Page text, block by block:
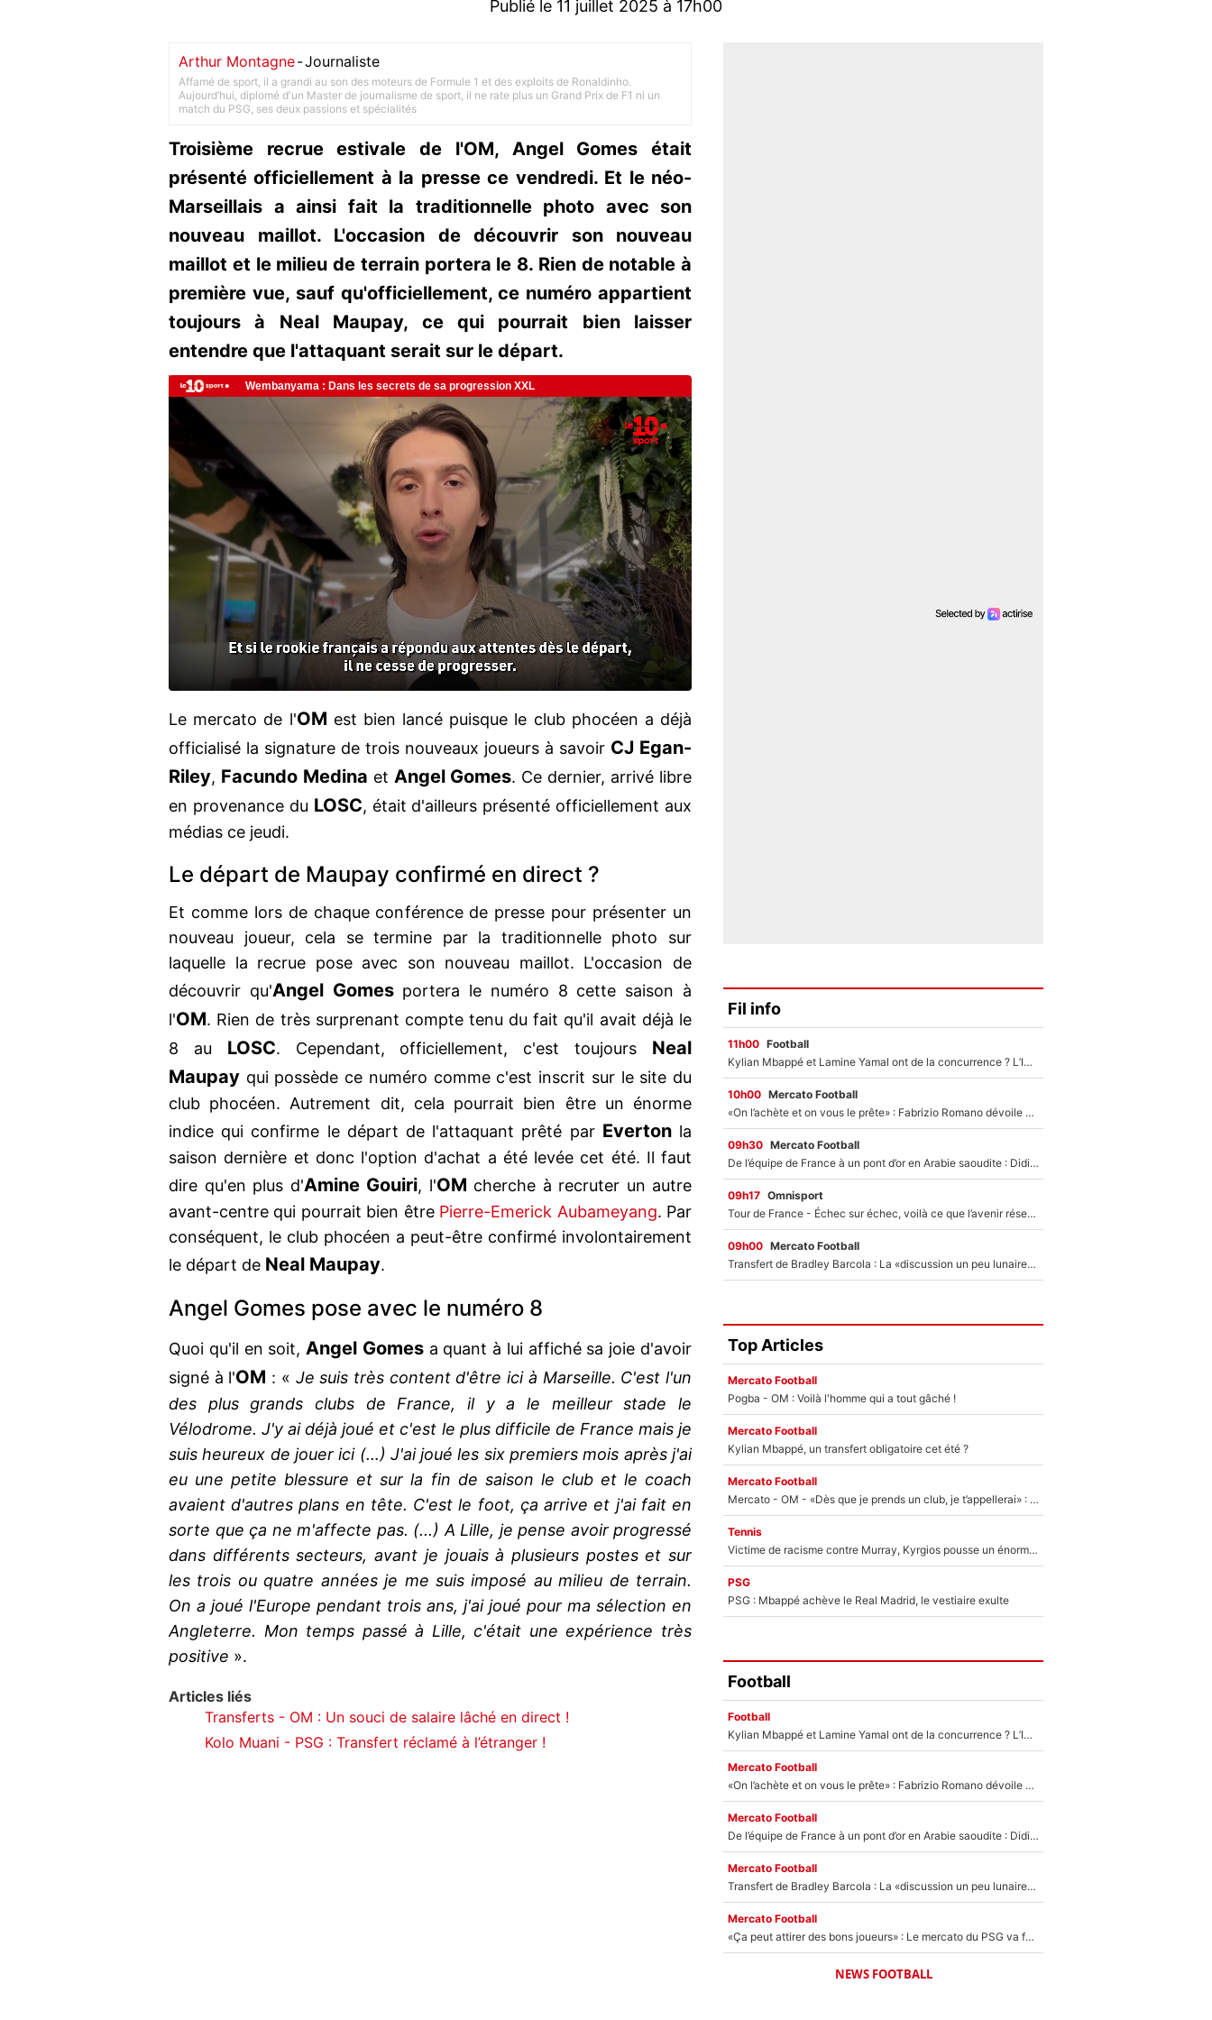
Publié le 11 juillet 2025 à 17h00
Arthur Montagne-Journaliste
Affamé de sport, il a grandi au son des moteurs de Formule 1 et des exploits de Ronaldinho.
Aujourd’hui, diplomé d'un Master de journalisme de sport, il ne rate plus un Grand Prix de F1 ni un
match du PSG, ses deux passions et spécialités
Troisième recrue estivale de l'OM, Angel Gomes était
présenté officiellement à la presse ce vendredi. Et le néo-
Marseillais a ainsi fait la traditionnelle photo avec son
nouveau maillot. L'occasion de découvrir son nouveau
maillot et le milieu de terrain portera le 8. Rien de notable à
première vue, sauf qu'officiellement, ce numéro appartient
toujours à Neal Maupay, ce qui pourrait bien laisser
entendre que l'attaquant serait sur le départ.
Le mercato de l'OM est bien lancé puisque le club phocéen a déjà
officialisé la signature de trois nouveaux joueurs à savoir CJ Egan-
Riley, Facundo Medina et Angel Gomes. Ce dernier, arrivé libre
en provenance du LOSC, était d'ailleurs présenté officiellement aux
médias ce jeudi.
Le départ de Maupay confirmé en direct ?
Et comme lors de chaque conférence de presse pour présenter un
nouveau joueur, cela se termine par la traditionnelle photo sur
laquelle la recrue pose avec son nouveau maillot. L'occasion de
découvrir qu'Angel Gomesportera le numéro 8 cette saison à
l'OM. Rien de très surprenant compte tenu du fait qu'il avait déjà le
8 au LOSC. Cependant, officiellement, c'est toujours Neal
Maupay qui possède ce numéro comme c'est inscrit sur le site du
club phocéen. Autrement dit, cela pourrait bien être un énorme
indice qui confirme le départ de l'attaquant prêté par Everton la
saison dernière et donc l'option d'achat a été levée cet été. Il faut
dire qu'en plus d'Amine Gouiri, l'OM cherche à recruter un autre
avant-centre qui pourrait bien être Pierre-Emerick Aubameyang. Par
conséquent, le club phocéen a peut-être confirmé involontairement
le départ de Neal Maupay.
Angel Gomes pose avec le numéro 8
Quoi qu'il en soit,Angel Gomesa quant à lui affiché sa joie d'avoir
signé à l'OM : « Je suis très content d'être ici à Marseille. C'est l'un
des plus grands clubs de France, il y a le meilleur stade le
Vélodrome. J'y ai déjà joué et c'est le plus difficile de France mais je
suis heureux de jouer ici (…) J'ai joué les six premiers mois après j'ai
eu une petite blessure et sur la fin de saison le club et le coach
avaient d'autres plans en tête. C'est le foot, ça arrive et j'ai fait en
sorte que ça ne m'affecte pas. (...) A Lille, je pense avoir progressé
dans différents secteurs, avant je jouais à plusieurs postes et sur
les trois ou quatre années je me suis imposé au milieu de terrain.
On a joué l'Europe pendant trois ans, j'ai joué pour ma sélection en
Angleterre. Mon temps passé à Lille, c'était une expérience très
positive ».
Articles liés
Transferts - OM : Un souci de salaire lâché en direct !
Kolo Muani - PSG : Transfert réclamé à l’étranger !
Fil info
11h00 Football
Kylian Mbappé et Lamine Yamal ont de la concurrence ? L’IA annonce les 5 joueurs qui vont dominer le football dans les années à venir !
10h00 Mercato Football
«On l’achète et on vous le prête» : Fabrizio Romano dévoile déjà la stratégie du PSG avec le transfert de Zion Suzuki !
09h30 Mercato Football
De l’équipe de France à un pont d’or en Arabie saoudite : Didier Deschamps a donné sa réponse !
09h17 Omnisport
Tour de France - Échec sur échec, voilà ce que l’avenir réserve à Paul Seixas : «Tant qu’il y aura un Pogacar comme celui-là...»
09h00 Mercato Football
Transfert de Bradley Barcola : La «discussion un peu lunaire» qui l'a convaincu de quitter le PSG, son entourage est pointé du doigt
Top Articles
Mercato Football
Pogba - OM : Voilà l'homme qui a tout gâché !
Mercato Football
Kylian Mbappé, un transfert obligatoire cet été ?
Mercato Football
Mercato - OM - «Dès que je prends un club, je t’appellerai» : La promesse de Marcelino au moment de claquer la porte
Tennis
Victime de racisme contre Murray, Kyrgios pousse un énorme coup de gueule !
PSG
PSG : Mbappé achève le Real Madrid, le vestiaire exulte
Football
Football
Kylian Mbappé et Lamine Yamal ont de la concurrence ? L’IA annonce les 5 joueurs qui vont dominer le football dans les années à venir !
Mercato Football
«On l’achète et on vous le prête» : Fabrizio Romano dévoile déjà la stratégie du PSG avec le transfert de Zion Suzuki !
Mercato Football
De l’équipe de France à un pont d’or en Arabie saoudite : Didier Deschamps a donné sa réponse !
Mercato Football
Transfert de Bradley Barcola : La «discussion un peu lunaire» qui l'a convaincu de quitter le PSG, son entourage est pointé du doigt
Mercato Football
«Ça peut attirer des bons joueurs» : Le mercato du PSG va faire des victimes dans l'effectif de Luis Enrique ?
NEWS FOOTBALL